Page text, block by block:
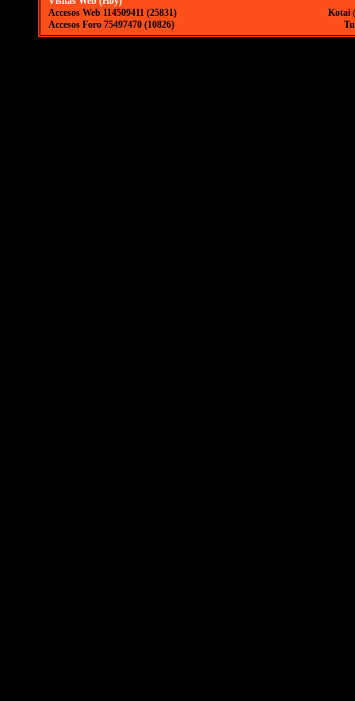
Accesos Web 114509411 (25831)
Accesos Foro 75497470 (10826)
Kotai